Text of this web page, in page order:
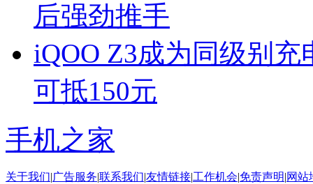
后强劲推手
iQOO Z3成为同级别
可抵150元
手机之家
关于我们|广告服务|联系我们|友情链接|工作机会|免责声明|网站